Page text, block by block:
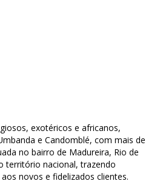
exotéricos e africanos,
e Candomblé, com mais de
no bairro de Madureira, Rio de
território nacional, trazendo
novos e fidelizados clientes.